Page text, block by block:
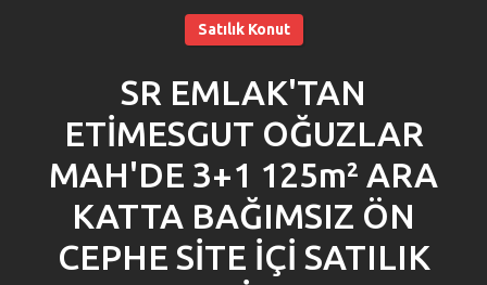
Satılık Konut
SR EMLAK'TAN
ETİMESGUT OĞUZLAR
MAH'DE 3+1 125m² ARA
KATTA BAĞIMSIZ ÖN
CEPHE SİTE İÇİ SATILIK